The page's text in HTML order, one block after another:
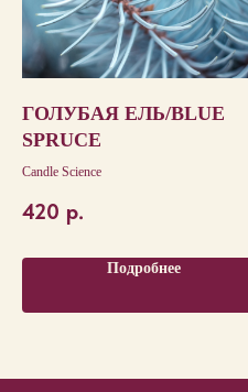
ГОЛУБАЯ ЕЛЬ/BLUE
SPRUCE
Candle Science
420 р.
Подробнее